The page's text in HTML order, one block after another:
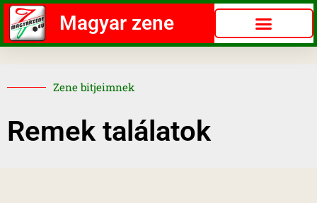
Magyar zene
Zene bitjeimnek
Remek találatok